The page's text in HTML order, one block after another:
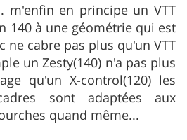
m'enfin en principe un VTT
140 à une géométrie qui est
ne cabre pas plus qu'un VTT
un Zesty(140) n'a pas plus
qu'un X-control(120) les
sont adaptées aux
quand même...